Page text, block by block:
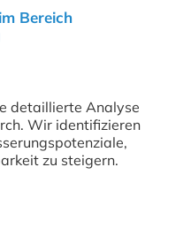
Bereich
detaillierte Analyse
Wir identifizieren
zu steigern.